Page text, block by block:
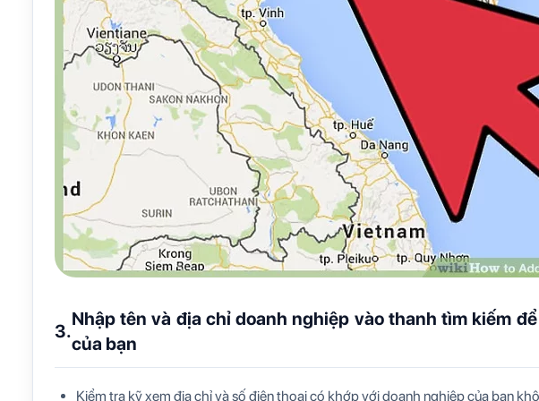
3.
Nhập tên và địa chỉ doanh nghiệp vào thanh tìm kiếm
của bạn
Kiểm tra kỹ xem địa chỉ và số điện thoại có khớp với doanh nghiệp của bạn